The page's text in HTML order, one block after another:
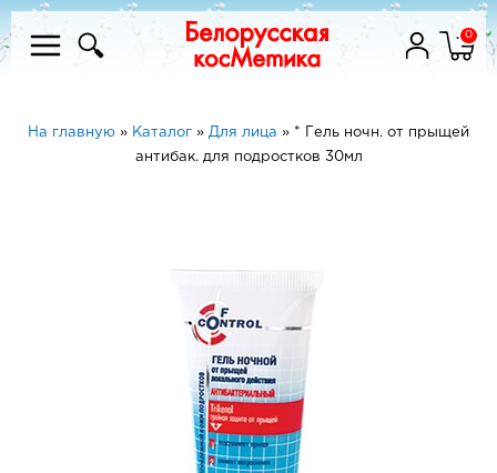
0
На главную » Каталог » Для лица » * Гель ночн. от прыщей
антибак. для подростков 30мл